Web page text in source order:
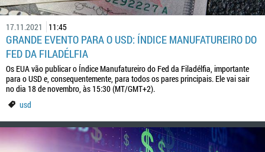
17.11.2021 11:45
GRANDE EVENTO PARA O USD: ÍNDICE MANUFATUREIRO DO
FED DA FILADÉLFIA
Os EUA vão publicar o Índice Manufatureiro do Fed da Filadélfia, importante
para o USD e, consequentemente, para todos os pares principais. Ele vai sair
no dia 18 de novembro, às 15:30 (MT/GMT+2).
usd